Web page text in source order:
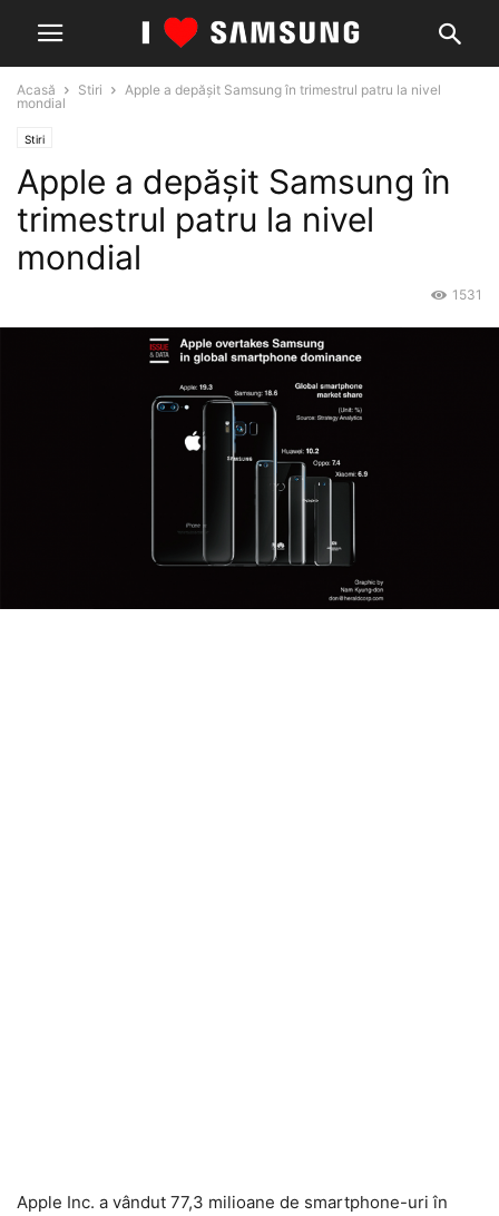
Acasă Stiri
Apple a depășit Samsung în trimestrul patru la nivel
mondial
Stiri
Apple a depășit Samsung în
trimestrul patru la nivel
mondial
1531
Apple Inc. a vândut 77,3 milioane de smartphone-uri în